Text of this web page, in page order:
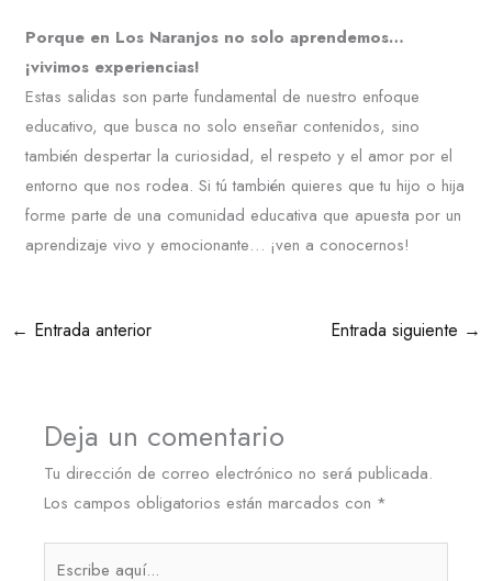
Porque en Los Naranjos no solo aprendemos…
¡vivimos experiencias!
Estas salidas son parte fundamental de nuestro enfoque
educativo, que busca no solo enseñar contenidos, sino
también despertar la curiosidad, el respeto y el amor por el
entorno que nos rodea. Si tú también quieres que tu hijo o hija
forme parte de una comunidad educativa que apuesta por un
aprendizaje vivo y emocionante… ¡ven a conocernos!
← Entrada anterior Entrada siguiente →
Deja un comentario
Tu dirección de correo electrónico no será publicada.
Los campos obligatorios están marcados con *